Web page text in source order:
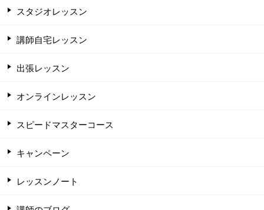
スタジオレッスン
講師自宅レッスン
出張レッスン
オンラインレッスン
スピードマスターコース
キャンペーン
レッスンノート